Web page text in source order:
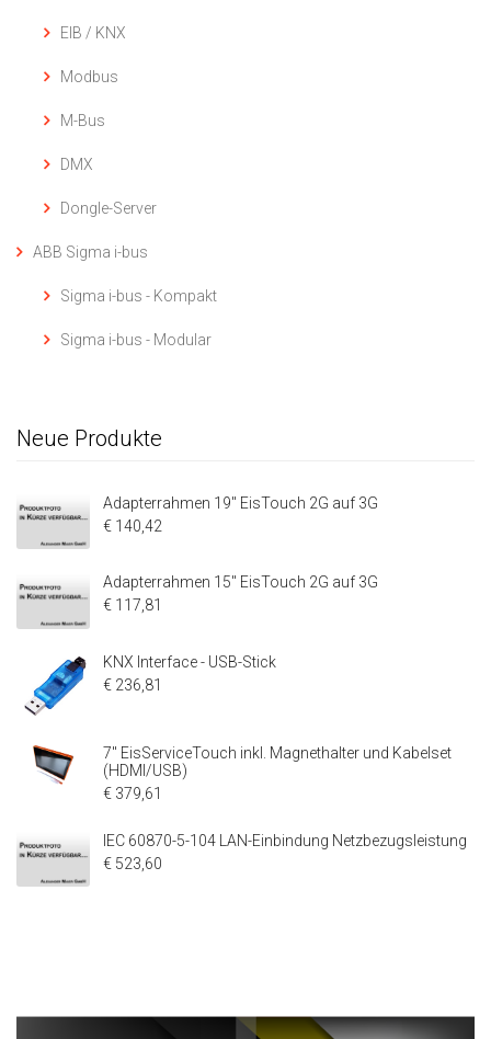
EIB / KNX
Modbus
M-Bus
DMX
Dongle-Server
ABB Sigma i-bus
Sigma i-bus - Kompakt
Sigma i-bus - Modular
Neue Produkte
Adapterrahmen 19" EisTouch 2G auf 3G
€ 140,42
Adapterrahmen 15" EisTouch 2G auf 3G
€ 117,81
KNX Interface - USB-Stick
€ 236,81
7" EisServiceTouch inkl. Magnethalter und Kabelset
(HDMI/USB)
€ 379,61
IEC 60870-5-104 LAN-Einbindung Netzbezugsleistung
€ 523,60